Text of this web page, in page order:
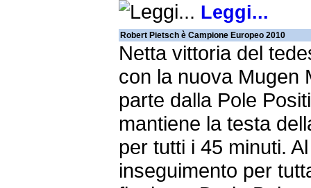
Leggi...
Robert Pietsch è Campione Europeo 2010
Netta vittoria del
con la nuova Mugen
parte dalla Pole
mantiene la testa
per tutti i 45 minuti.
inseguimento per